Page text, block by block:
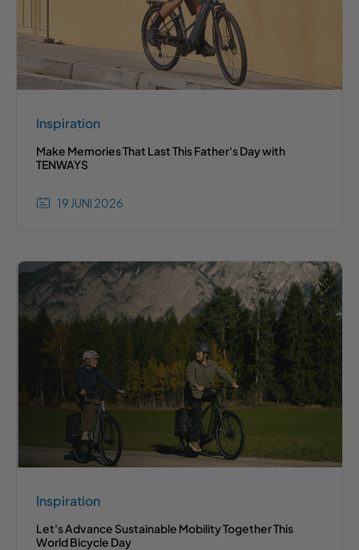
Inspiration
Make Memories That Last This Father's Day with
TENWAYS
19 JUNI 2026
Inspiration
Let's Advance Sustainable Mobility Together This
World Bicycle Day